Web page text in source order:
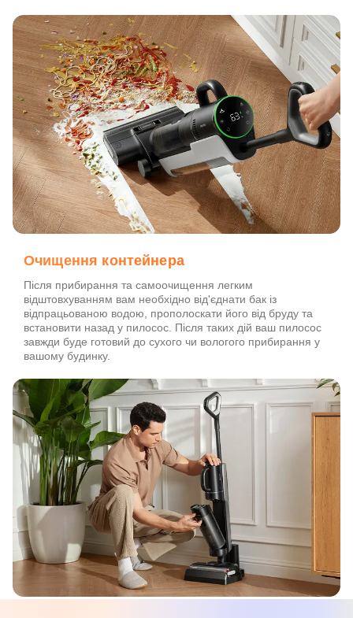
Очищення контейнера
Після прибирання та самоочищення легким
відштовхуванням вам необхідно від'єднати бак із
відпрацьованою водою, прополоскати його від бруду та
встановити назад у пилосос. Після таких дій ваш пилосос
завжди буде готовий до сухого чи вологого прибирання у
вашому будинку.